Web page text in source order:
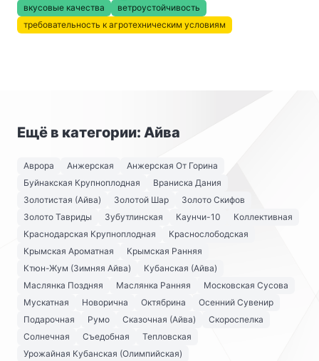
вкусовые качества
ветроустойчивость
требовательность к агротехническим условиям
Ещё в категории: Айва
Аврора Анжерская
Анжерская От Горина
Буйнакская Крупноплодная
Враниска Дания
Золотистая (Айва)
Золотой Шар
Золото Скифов
Золото Тавриды
Зубутлинская Каунчи-10
Коллективная
Краснодарская Крупноплодная
Краснослободская
Крымская Ароматная
Крымская Ранняя
Ктюн-Жум (Зимняя Айва)
Кубанская (Айва)
Маслянка Поздняя
Маслянка Ранняя
Московская Сусова
Мускатная
Новорична Октябрина
Осенний Сувенир
Подарочная
Румо Сказочная (Айва)
Скороспелка
Солнечная
Съедобная
Тепловская
Урожайная Кубанская (Олимпийская)